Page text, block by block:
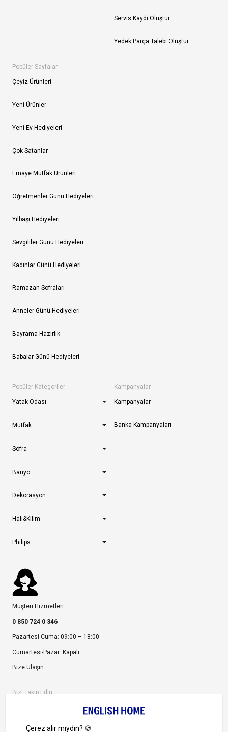
Servis Kaydı Oluştur
Yedek Parça Talebi Oluştur
Popüler Sayfalar
Çeyiz Ürünleri
Yeni Ürünler
Yeni Ev Hediyeleri
Çok Satanlar
Emaye Mutfak Ürünleri
Öğretmenler Günü Hediyeleri
Yılbaşı Hediyeleri
Sevgililer Günü Hediyeleri
Kadınlar Günü Hediyeleri
Ramazan Sofraları
Anneler Günü Hediyeleri
Bayrama Hazırlık
Babalar Günü Hediyeleri
Popüler Kategoriler
Yatak Odası
Mutfak
Sofra
Banyo
Dekorasyon
Halı&Kilim
Philips
Kampanyalar
Kampanyalar
Banka Kampanyaları
Müşteri Hizmetleri
0 850 724 0 346
Pazartesi-Cuma: 09:00 – 18:00
Cumartesi-Pazar: Kapalı
Bize Ulaşın
Bizi Takip Edin